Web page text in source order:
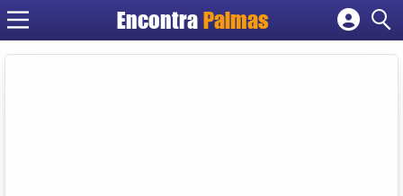
Encontra Palmas
Cadastrar empresa